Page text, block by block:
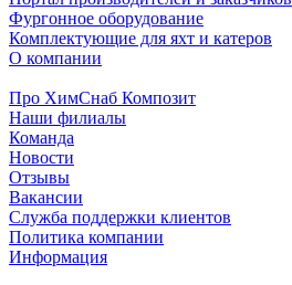
Фургонное оборудование
Комплектующие для яхт и катеров
О компании
Про ХимСнаб Композит
Наши филиалы
Команда
Новости
Отзывы
Вакансии
Служба поддержки клиентов
Политика компании
Информация